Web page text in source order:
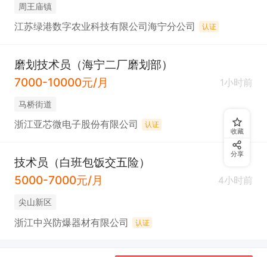
周王庙镇
江苏绿港数字农业科技有限公司海宁分公司 认证
磨划技术员（海宁二厂磨划部）
7000-10000元/月
1小时前
马桥街道
浙江亚芯微电子股份有限公司 认证
技术员（白班包饭交五险）
5000-7000元/月
4小时前
尖山新区
浙江中兴防爆器材有限公司 认证
收藏
分享